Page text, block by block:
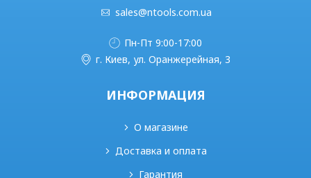
sales@ntools.com.ua
Пн-Пт 9:00-17:00
г. Киев, ул. Оранжерейная, 3
ИНФОРМАЦИЯ
О магазине
Доставка и оплата
Гарантия